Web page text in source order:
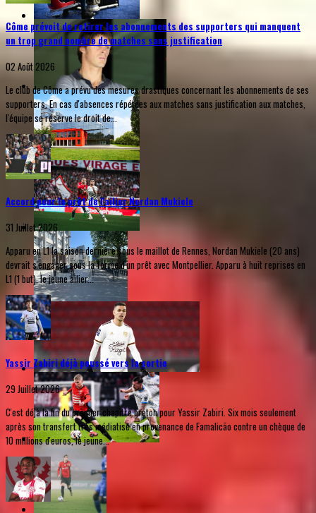
Côme prévoit de retirer les abonnements des supporters qui manquent
un trop grand nombre de matches sans justification
02 Août 2026
Le club de Côme a prévu des mesures drastiques concernant les abonnements de ses
supporters. En cas d'absences répétées aux matches sans justification aux matches,
l'équipe se réserve le droit de...
Accord pour le prêt de l'ailier Nordan Mukiele
31 Juillet 2026
Apparu en L1 la saison dernière sous le maillot de Rennes, Nordan Mukiele (20 ans)
devrait s'engager sous la forme d'un prêt avec Montpellier. Apparu à huit reprises en
L1 (1 but), le jeune ailier...
Yassir Zabiri déjà poussé vers la sortie
29 Juillet 2026
C'est déjà la fin du premier chapitre breton pour Yassir Zabiri. Six mois seulement
après son transfert très médiatisé en provenance de Famalicão contre un chèque de
10 millions d'euros, le jeune...